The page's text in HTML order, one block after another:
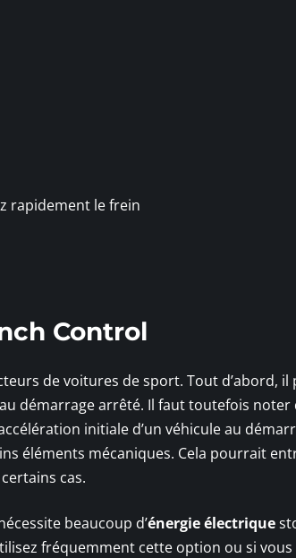
rapidement le frein
Control
de voitures de sport. Tout d’abord, il
démarrage arrêté. Il faut toutefois noter
initiale d’un véhicule au
éléments mécaniques. Cela pourrait
cas.
beaucoup d’énergie électrique
fréquemment cette option ou si vous